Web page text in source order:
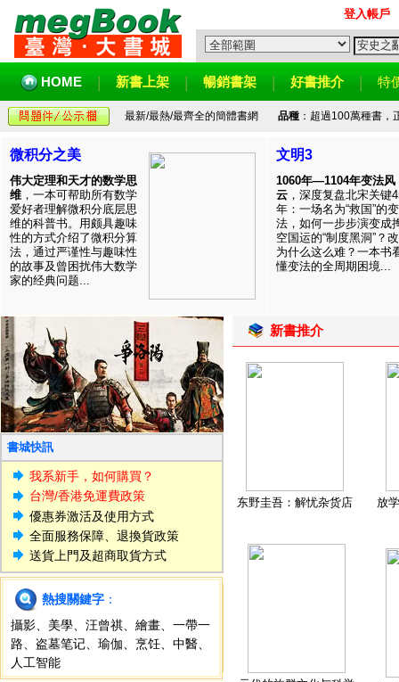
登入帳戶
HOME 新書上架 暢銷書架 好書推介 特
最新/最熱/最齊全的簡體書網 品種：超過100萬種書，
微积分之美
伟大定理和天才的数学思
维 ，一本可帮助所有数学
爱好者理解微积分底层思
维的科普书。用颇具趣味
性的方式介绍了微积分算
法，通过严谨性与趣味性
的故事及曾困扰伟大数学
家的经典问题...
文明3
1060年—1104年变法风
云 ，深度复盘北宋关键
年：一场名为“救国”的变
法，如何一步步演变成
空国运的“制度黑洞”？
为什么这么难？一本书
懂变法的全周期困境...
書城快訊
我系新手，如何購買？
台灣/香港免運費政策
優惠券激活及使用方式
全面服務保障、退換貨政策
送貨上門及超商取貨方式
熱搜關鍵字 ：
攝影
美學 汪曾祺 繪畫
一帶一
路
盗墓笔记 瑜伽 烹饪 中醫
人工智能
新書推介
东野圭吾：解忧杂货店 放